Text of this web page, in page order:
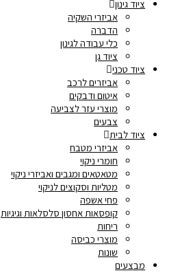
ציוד גינון
אביזרי השקיה
הדברה
כלי עבודה לגינון
ציוד גן
ציוד טכני
אביזרים לרכב
איטום ודבקים
מוצרי עזר לצביעה
צבעים
ציוד לבית
אביזרי מטבח
חומרי ניקוי
מטאטאים ומגבים ואביזרי ניקוי
מטליות וסקוצים לניקוי
פחי אשפה
קופסאות אחסון סלסלאות וגיגיות
ריחות
מוצרי כביסה
שונות
מבצעים